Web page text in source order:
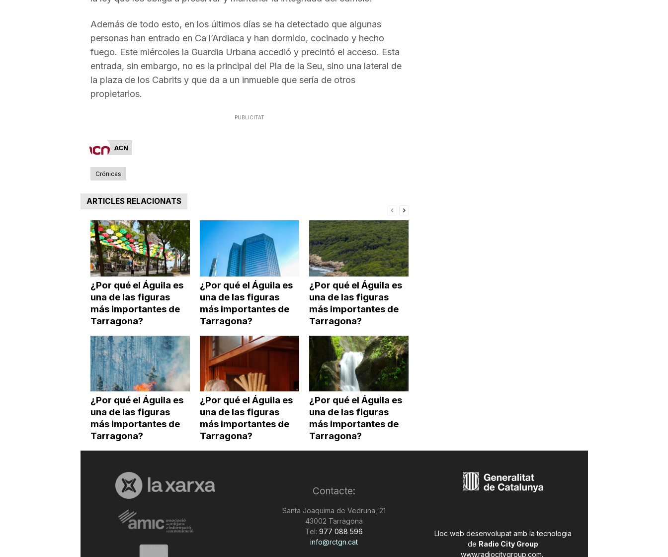
Además de todo esto, en los últimos días se ha detectado que algunas
personas han entrado en Ca l’Ardiaca y han dormido, cocinado y hecho
fuego. Este miércoles la Guardia Urbana accedió y precintó el acceso. Esta
entrada, sin embargo, no es la principal del Pla de la Seu, sino una lateral de
la plaza de los Cabrits y que da a un inmueble que sería de otros
propietarios.
PUBLICITAT
ACN
Crónicas
ARTICLES RELACIONATS
¿Por qué el Águila es
una de las figuras
más importantes de
Tarragona?
¿Por qué el Águila es
una de las figuras
más importantes de
Tarragona?
¿Por qué el Águila es
una de las figuras
más importantes de
Tarragona?
¿Por qué el Águila es
una de las figuras
más importantes de
Tarragona?
¿Por qué el Águila es
una de las figuras
más importantes de
Tarragona?
¿Por qué el Águila es
una de las figuras
más importantes de
Tarragona?
Contacte:
Santa Joaquima de Vedruna, 21
43002 Tarragona
Tel: 977 088 596
info@rctgn.cat
Lloc web desenvolupat amb la tecnologia
de Radio City Group
www.radiocitygroup.com.